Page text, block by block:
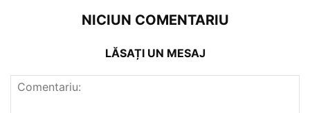
NICIUN COMENTARIU
LĂSAȚI UN MESAJ